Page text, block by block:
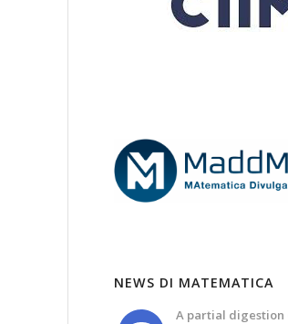
NEWS DI MATEMATICA
A partial digestion